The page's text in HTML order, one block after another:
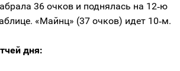
36 очков и поднялась на 12‑ю
«Майнц» (37 очков) идет 10‑м.
дня: